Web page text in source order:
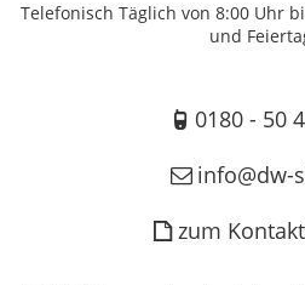
Telefonisch Täglich von 8:00 Uhr
und
0180 - 50
info@dw-
zum